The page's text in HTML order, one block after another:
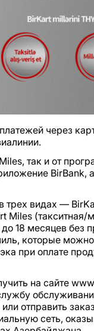
через
так и от
BirBank,
трех видах —
Miles (такситная/
18 месяцев без
которые
при оплате
на сайте
отправить
сеть,